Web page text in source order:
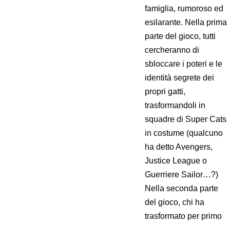
famiglia, rumoroso ed
esilarante. Nella prima
parte del gioco, tutti
cercheranno di
sbloccare i poteri e le
identità segrete dei
propri gatti,
trasformandoli in
squadre di Super Cats
in costume (qualcuno
ha detto Avengers,
Justice League o
Guerriere Sailor…?)
Nella seconda parte
del gioco, chi ha
trasformato per primo